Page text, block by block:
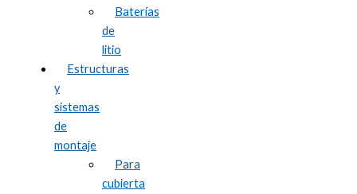
Baterías
de
litio
Estructuras
y
sistemas
de
montaje
Para
cubierta